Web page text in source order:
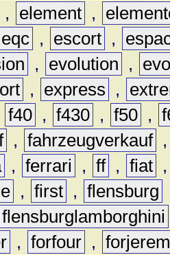
, element ,
eqc , escort ,
, evolution ,
, express ,
f40 , f430 , f50 ,
, fahrzeugverkauf
, ferrari , ff , fiat
, first , flensburg
flensburglamborghini
, forfour ,